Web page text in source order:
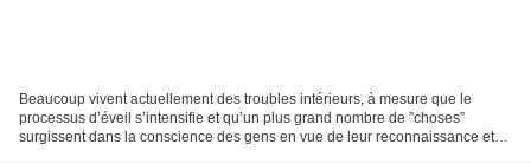
Beaucoup vivent actuellement des troubles intérieurs, à mesure que le
processus d’éveil s’intensifie et qu’un plus grand nombre de ”choses”
surgissent dans la conscience des gens en vue de leur reconnaissance et